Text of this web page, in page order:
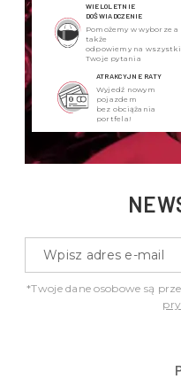
WIELOLETNIE
DOŚWIADCZENIE
Pomożemy w wyborze a
także
odpowiemy na
Twoje pytania
ATRAKCYJNE RATY
Wyjedź nowym
pojazdem
bez obciążania
portfela!
*Twoje dane osobowe są